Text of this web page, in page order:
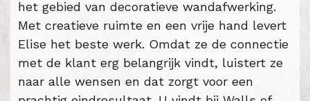
het gebied van decoratieve wandafwerking.
Met creatieve ruimte en een vrije hand levert
Elise het beste werk. Omdat ze de connectie
met de klant erg belangrijk vindt, luistert ze
naar alle wensen en dat zorgt voor een